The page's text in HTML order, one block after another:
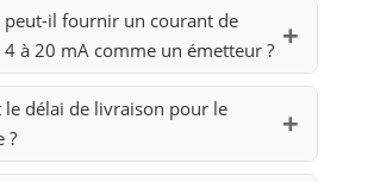
peut-il fournir un courant de
4 à 20 mA comme un émetteur ?
le délai de livraison pour le
?